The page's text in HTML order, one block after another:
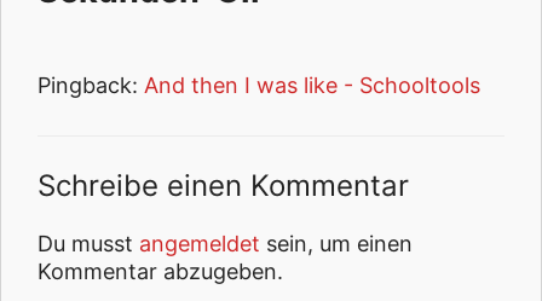
Pingback: And then I was like - Schooltools
Schreibe einen Kommentar
Du musst angemeldet sein, um einen
Kommentar abzugeben.